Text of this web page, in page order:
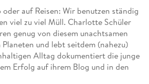
oder auf Reisen: Wir benutzen ständig
viel zu viel Müll. Charlotte Schüler
genug von diesem unachtsamen
und lebt seitdem (nahezu)
Alltag dokumentiert die junge
Erfolg auf ihrem Blog und in den